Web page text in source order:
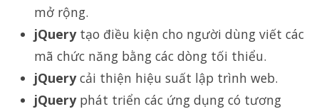
mở rộng.
jQuerytạo điều kiện cho người dùng viết các
mã chức năng bằng các dòng tối thiểu.
jQuerycải thiện hiệu suất lập trình web.
jQueryphát triển các ứng dụng có tương